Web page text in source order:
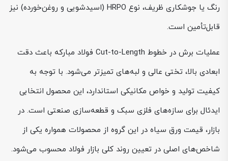
رنگ یا جوشکاری ظریف، نوع HRPO (اسیدشویی و روغن‌خورده) نیز
قابل‌تأمین است.
عملیات برش در خطوط Cut-to-Length فولاد مبارکه باعث دقت
ابعادی بالا، تختی عالی و لبه‌های تمیزتر می‌شود. با توجه به
کیفیت تولید و خواص مکانیکی استاندارد، این محصول انتخابی
ایدئال برای سازه‌های فلزی سبک و قطعه‌سازی صنعتی است. در
بازار، قیمت ورق سیاه در این گروه از محصولات همواره یکی از
شاخص‌های اصلی در تعیین روند کلی بازار فولاد محسوب می‌شود.